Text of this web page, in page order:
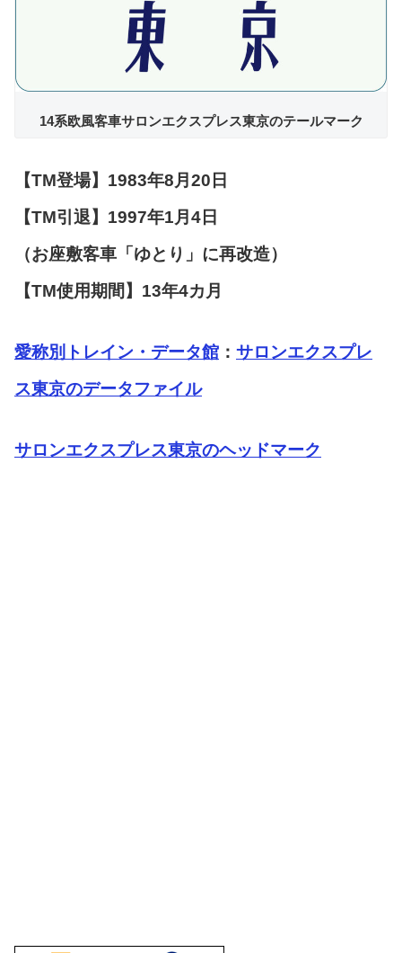
14系欧風客車サロンエクスプレス東京のテールマーク
【TM登場】1983年8月20日
【TM引退】1997年1月4日
（お座敷客車「ゆとり」に再改造）
【TM使用期間】13年4カ月
愛称別トレイン・データ館 ： サロンエクスプレ
ス東京のデータファイル
サロンエクスプレス東京のヘッドマーク